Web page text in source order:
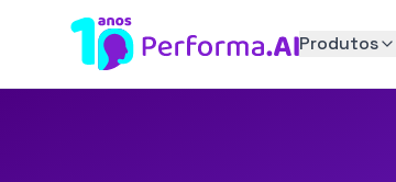
Produtos